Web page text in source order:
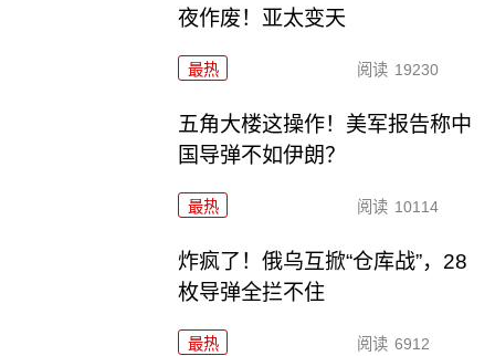
夜作废！亚太变天
最热 阅读 19230
五角大楼这操作！美军报告称中
国导弹不如伊朗？
最热 阅读 10114
炸疯了！俄乌互掀“仓库战”，28
枚导弹全拦不住
最热 阅读 6912